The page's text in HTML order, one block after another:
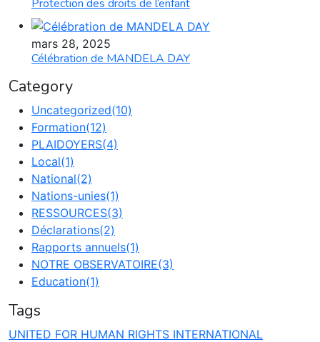
Protection des droits de l’enfant
mars 28, 2025
Célébration de MANDELA DAY
Category
Uncategorized(10)
Formation(12)
PLAIDOYERS(4)
Local(1)
National(2)
Nations-unies(1)
RESSOURCES(3)
Déclarations(2)
Rapports annuels(1)
NOTRE OBSERVATOIRE(3)
Education(1)
Tags
UNITED FOR HUMAN RIGHTS INTERNATIONAL